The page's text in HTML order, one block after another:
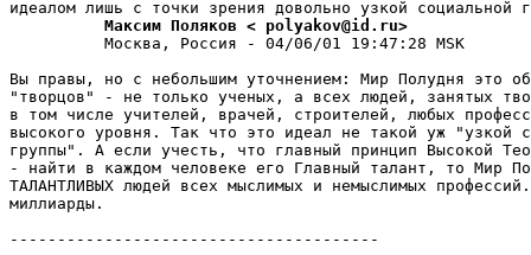
          Максим Поляков < polyakov@id.ru>
          Москва, Россия - 04/06/01 19:47:28 MSK
Вы правы, но с небольшим уточнением: Мир Полудня это
"творцов" - не только ученых, а всех людей, занятых
в том числе учителей, врачей, строителей, любых
высокого уpовня. Так что это идеал не такой уж "узкой
группы". А если учесть, что главный принцип Высокой
- найти в каждом человеке его Главный талант, то Мир
ТАЛАНТЛИВЫХ людей всех мыслимых и немыслимых
миллиаpды.
---------------------------------------